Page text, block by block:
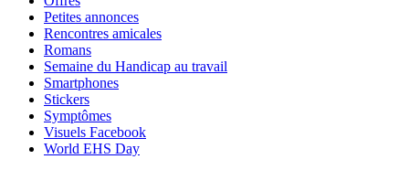
Petites annonces
Rencontres amicales
Romans
Semaine du Handicap au travail
Smartphones
Stickers
Symptômes
Visuels Facebook
World EHS Day